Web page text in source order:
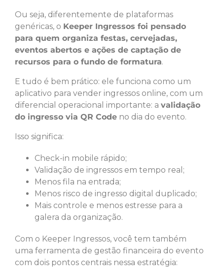
Ou seja, diferentemente de plataformas
genéricas, o Keeper Ingressos foi pensado
para quem organiza festas, cervejadas,
eventos abertos e ações de captação de
recursos para o fundo de formatura.
E tudo é bem prático: ele funciona como um
aplicativo para vender ingressos online, com um
diferencial operacional importante: a validação
do ingresso via QR Code no dia do evento.
Isso significa:
Check-in mobile rápido;
Validação de ingressos em tempo real;
Menos fila na entrada;
Menos risco de ingresso digital duplicado;
Mais controle e menos estresse para a
galera da organização.
Com o Keeper Ingressos, você tem também
uma ferramenta de gestão financeira do evento
com dois pontos centrais nessa estratégia: